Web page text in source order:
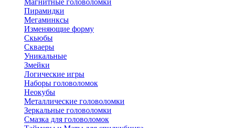
Магнитные головоломки
Пирамидки
Мегаминксы
Изменяющие форму
Скьюбы
Скваеры
Уникальные
Змейки
Логические игры
Наборы головоломок
Неокубы
Металлические головоломки
Зеркальные головоломки
Смазка для головоломок